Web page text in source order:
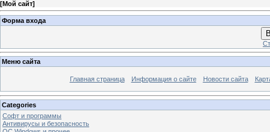
[Мой сайт]
Форма входа
Меню сайта
Главная страница Информация о сайте Новости сайта
Categories
Софт и программы
Антивирусы и безопасность